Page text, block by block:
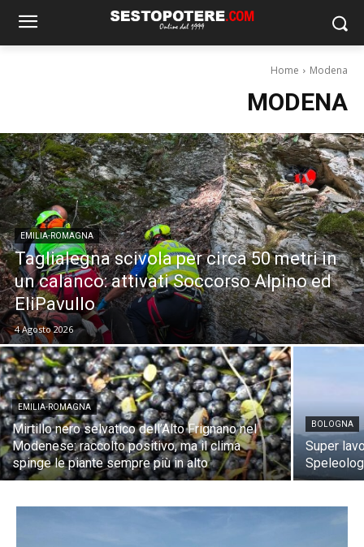
Home Modena
MODENA
EMILIA-ROMAGNA
Taglialegna scivola per circa 50 metri in
un calanco: attivati Soccorso Alpino ed
EliPavullo
4 Agosto 2026
EMILIA-ROMAGNA
Mirtillo nero selvatico dell’Alto Frignano nel
Modenese: raccolto positivo, ma il clima
spinge le piante sempre più in alto
BOLOGNA
Super